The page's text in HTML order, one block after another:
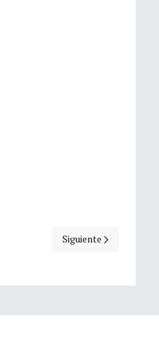
Artículo siguiente:
Siguiente